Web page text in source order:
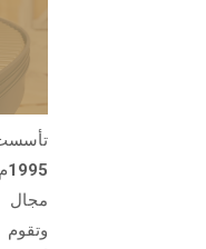
تأسست
مجال